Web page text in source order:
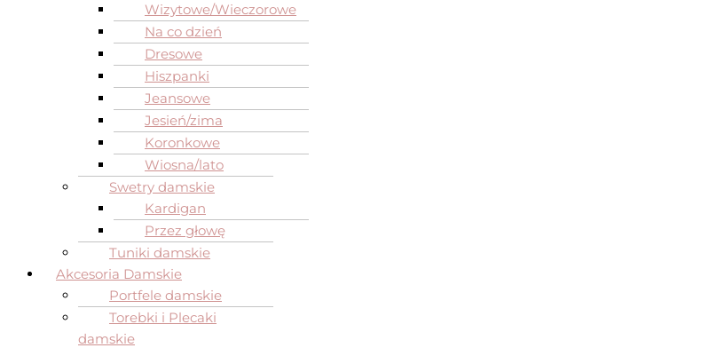
Wizytowe/Wieczorowe
Na co dzień
Dresowe
Hiszpanki
Jeansowe
Jesień/zima
Koronkowe
Wiosna/lato
Swetry damskie
Kardigan
Przez głowę
Tuniki damskie
Akcesoria Damskie
Portfele damskie
Torebki i Plecaki
damskie